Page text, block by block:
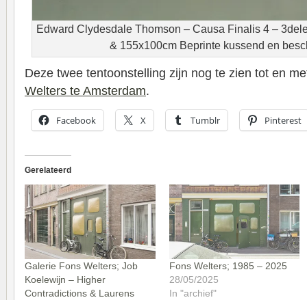
Edward Clydesdale Thomson – Causa Finalis 4 –
& 155x100cm Beprinte kussend en
Deze twee tentoonstelling zijn nog te zien tot en
Welters te Amsterdam.
Facebook X Tumblr Pinterest
Gerelateerd
Galerie Fons Welters; Job
Koelewijn – Higher
Contradictions & Laurens
Fons Welters; 1985 – 2025
28/05/2025
In "archief"